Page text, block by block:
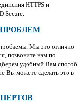
HTTPS и
Secure.
ПРОБЛЕМ
проблемы. Мы это отлично
позвоните нам по
удобный Вам способ
Вы можете сделать это в